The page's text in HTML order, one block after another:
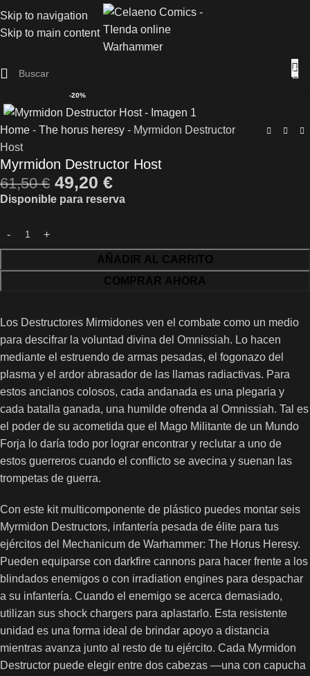
Skip to navigation
Skip to main content
-20%
Home - The horus heresy - Myrmidon Destructor
Host
Myrmidon Destructor Host
61,50€ 49,20 €
Disponible para reserva
AÑADIR AL CARRITO
COMPRAR AHORA
Los Destructores Mirmidones ven el combate como un medio
para descifrar la voluntad divina del Omnissiah. Lo hacen
mediante el estruendo de armas pesadas, el fogonazo del
plasma y el ardor abrasador de las llamas radiactivas. Para
estos ancianos colosos, cada andanada es una plegaria y
cada batalla ganada, una humilde ofrenda al Omnissiah. Tal es
el poder de su acometida que el Mago Militante de un Mundo
Forja lo daría todo por lograr encontrar y reclutar a uno de
estos guerreros cuando el conflicto se avecina y suenan las
trompetas de guerra.
Con este kit multicomponente de plástico puedes montar seis
Myrmidon Destructors, infantería pesada de élite para tus
ejércitos del Mechanicum de Warhammer: The Horus Heresy.
Pueden equiparse con darkfire cannons para hacer frente a los
blindados enemigos o con irradiation engines para despachar
a su infantería. Cuando el enemigo se acerca demasiado,
utilizan sus shock chargers para aplastarlo. Esta resistente
unidad es una forma ideal de brindar apoyo a distancia
mientras avanza junto al resto de tu ejército. Cada Myrmidon
Destructor puede elegir entre dos cabezas —una con capucha